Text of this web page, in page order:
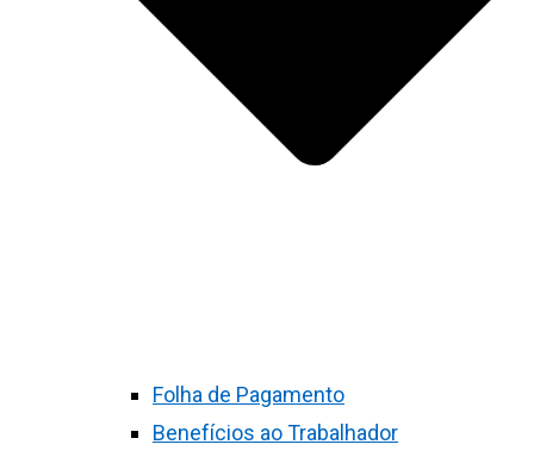
Folha de Pagamento
Benefícios ao Trabalhador